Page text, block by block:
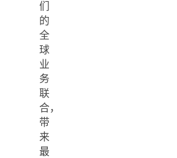
们
的
全
球
业
务
联
合，
带
来
最